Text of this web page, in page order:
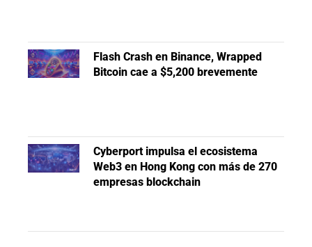
Flash Crash en Binance, Wrapped
Bitcoin cae a $5,200 brevemente
Cyberport impulsa el ecosistema
Web3 en Hong Kong con más de 270
empresas blockchain